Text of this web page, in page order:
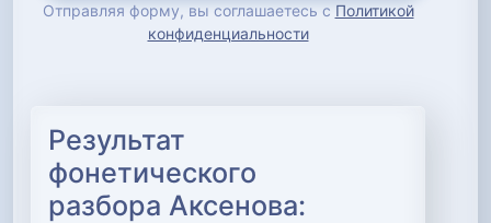
Отправляя форму, вы соглашаетесь с Политикой
конфиденциальности
Результат
фонетического
разбора Аксенова: